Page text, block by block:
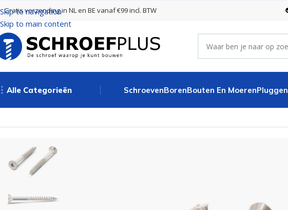
Skip to navigation
Skip to main content
Gratis verzending in NL en BE vanaf €99 incl. BTW
Alle Categorieën SchroevenBorenBouten En MoerenPluggen